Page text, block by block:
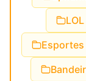
LOL
Esportes